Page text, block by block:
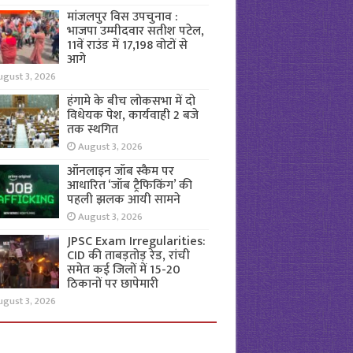
मांजलपुर विस उपचुनाव :
भाजपा उम्मीदवार सतीश पटेल,
11वें राउंड में 17,198 वोटों से
आगे
3, 2026
हंगामे के बीच लोकसभा में दो
विधेयक पेश, कार्यवाही 2 बजे
तक स्थगित
August 3, 2026
ऑनलाइन जॉब स्कैम पर
आधारित ‘जॉब ट्रैफिकिंग’ की
पहली झलक आयी सामने
August 3, 2026
JPSC Exam Irregularities:
CID की ताबड़तोड़ रेड, रांची
समेत कई जिलों में 15-20
ठिकानों पर छापेमारी
3, 2026